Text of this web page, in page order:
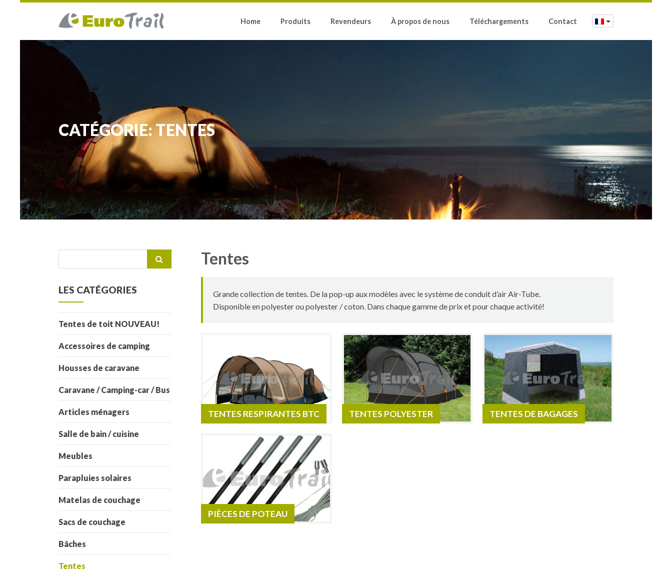
Home Produits Revendeurs À propos de nous Téléchargements Contact
CATÉGORIE: TENTES
Tentes
Grande collection de tentes. De la pop-up aux modèles avec le système de conduit d’air Air-Tube.
Disponible en polyester ou polyester / coton. Dans chaque gamme de prix et pour chaque activité!
TENTES RESPIRANTES BTC TENTES POLYESTER TENTES DE BAGAGES
PIÈCES DE POTEAU
pour :
LES CATÉGORIES
Tentes de toit NOUVEAU!
Accessoires de camping
Housses de caravane
Caravane / Camping-car / Bus
Articles ménagers
Salle de bain / cuisine
Meubles
Parapluies solaires
Matelas de couchage
Sacs de couchage
Bâches
Tentes